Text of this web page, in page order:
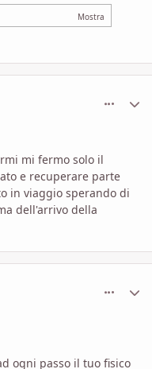
mi fermo solo il
e recuperare parte
in viaggio sperando di
dell'arrivo della
ogni passo il tuo fisico